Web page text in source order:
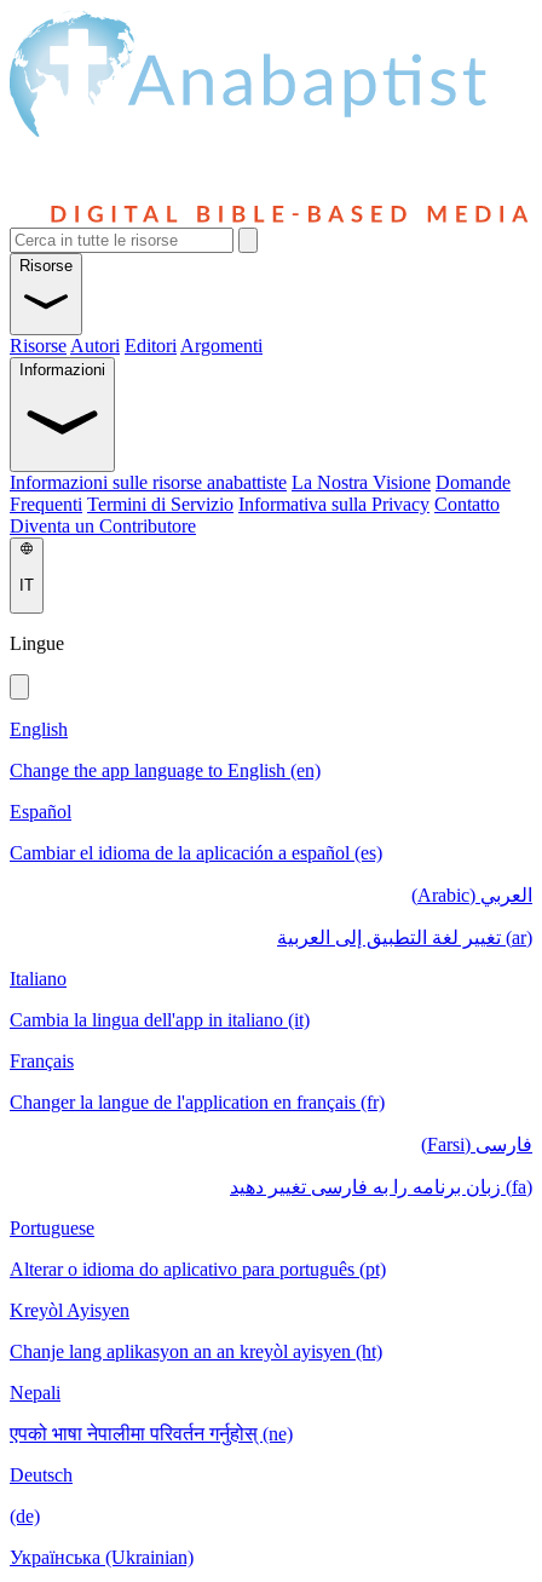
Risorse
Risorse Autori Editori Argomenti
Informazioni
Informazioni sulle risorse anabattiste La Nostra Visione Domande
Frequenti Termini di Servizio Informativa sulla Privacy Contatto
Diventa un Contributore
IT
Lingue
English
Change the app language to English (en)
Español
Cambiar el idioma de la aplicación a español (es)
العربي (Arabic)
(ar) تغيير لغة التطبيق إلى العربية
Italiano
Cambia la lingua dell'app in italiano (it)
Français
Changer la langue de l'application en français (fr)
فارسی (Farsi)
(fa) زبان برنامه را به فارسی تغییر دهید
Portuguese
Alterar o idioma do aplicativo para português (pt)
Kreyòl Ayisyen
Chanje lang aplikasyon an an kreyòl ayisyen (ht)
Nepali
एपको भाषा नेपालीमा परिवर्तन गर्नुहोस् (ne)
Deutsch
(de)
Українська (Ukrainian)